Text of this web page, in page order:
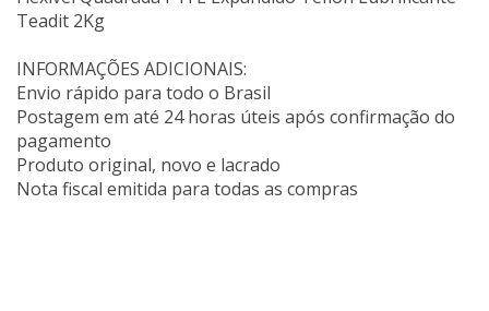
Teadit 2Kg
INFORMAÇÕES ADICIONAIS:
Envio rápido para todo o Brasil
Postagem em até 24 horas úteis após confirmação do
pagamento
Produto original, novo e lacrado
Nota fiscal emitida para todas as compras